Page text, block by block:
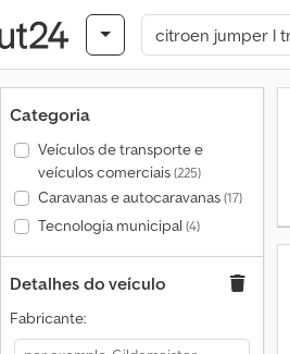
Categoria
Veículos de transporte e
veículos comerciais(225)
Caravanas e autocaravanas(17)
Tecnologia municipal (4)
Detalhes do veículo
Fabricante: